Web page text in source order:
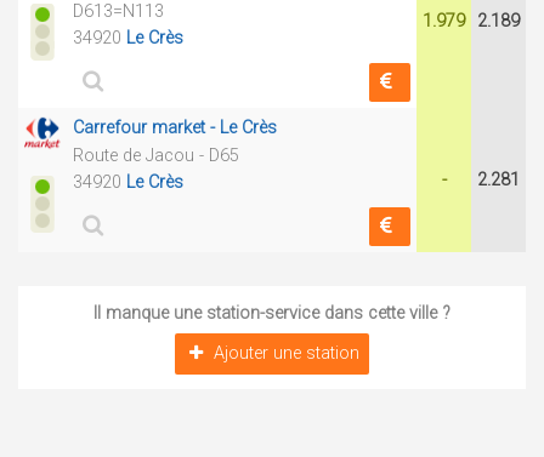
D613=N113
34920 Le Crès
1.979 2.189
Carrefour market - Le Crès
Route de Jacou - D65
34920 Le Crès - 2.281
Il manque une station-service dans cette ville ?
Ajouter une station